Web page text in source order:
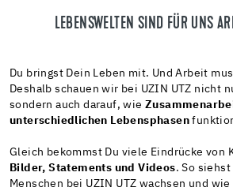
LEBENSWELTEN SIND FÜR UNS
Du bringst Dein Leben mit. Und Arbeit
Deshalb schauen wir bei UZIN UTZ nicht
sondern auch darauf, wie
unterschiedlichen Lebensphasen
Gleich bekommst Du viele Eindrücke von
Bilder, Statements und Videos. So
Menschen bei UZIN UTZ wachsen und wie